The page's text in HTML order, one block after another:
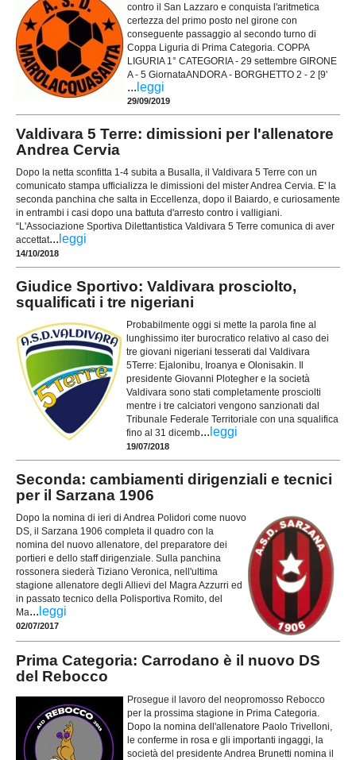
contro il San Lazzaro e conquista l'aritmetica
certezza del primo posto nel girone con
conseguente passaggio al secondo turno di
Coppa Liguria di Prima Categoria. COPPA
LIGURIA 1° CATEGORIA - 29 settembre GIRONE
A - 5 GiornataANDORA - BORGHETTO 2 - 2 [9'
... leggi
29/09/2019
Valdivara 5 Terre: dimissioni per l'allenatore
Andrea Cervia
Dopo la netta sconfitta 1-4 subita a Busalla, il Valdivara 5 Terre con un
comunicato stampa ufficializza le dimissioni del mister Andrea Cervia. E' la
seconda panchina che salta in Eccellenza, dopo il Baiardo, e curiosamente
in entrambi i casi dopo una battuta d'arresto contro i valligiani.
“L'Associazione Sportiva Dilettantistica Valdivara 5 Terre comunica di aver
accettat... leggi
14/10/2018
Giudice Sportivo: Valdivara prosciolto,
squalificati i tre nigeriani
Probabilmente oggi si mette la parola fine al
lunghissimo iter burocratico relativo al caso dei
tre giovani nigeriani tesserati dal Valdivara
5Terre: Ejalonibu, Iroanya e Olonisakin. Il
presidente Giovanni Plotegher e la società
Valdivara sono stati completamente prosciolti
mentre i tre calciatori vengono sanzionati dal
Tribunale Federale Territoriale con una squalifica
fino al 31 dicemb... leggi
19/07/2018
Seconda: cambiamenti dirigenziali e tecnici
per il Sarzana 1906
Dopo la nomina di ieri di Andrea Polidori come nuovo
DS, il Sarzana 1906 completa il quadro con la
nomina del nuovo allenatore, del preparatore dei
portieri e dello staff dirigenziale. Sulla panchina
rossonera siederà Tiziano Veronica, nell'ultima
stagione allenatore degli Allievi del Magra Azzurri ed
in passato tecnico della Polisportiva Romito, del
Ma... leggi
02/07/2017
Prima Categoria: Carrodano è il nuovo DS
del Rebocco
Prosegue il lavoro del neopromosso Rebocco
per la prossima stagione in Prima Categoria.
Dopo la nomina dell'allenatore Paolo Trivelloni,
le conferme in rosa e gli importanti ingaggi, la
società del presidente Andrea Brunetti nomina il